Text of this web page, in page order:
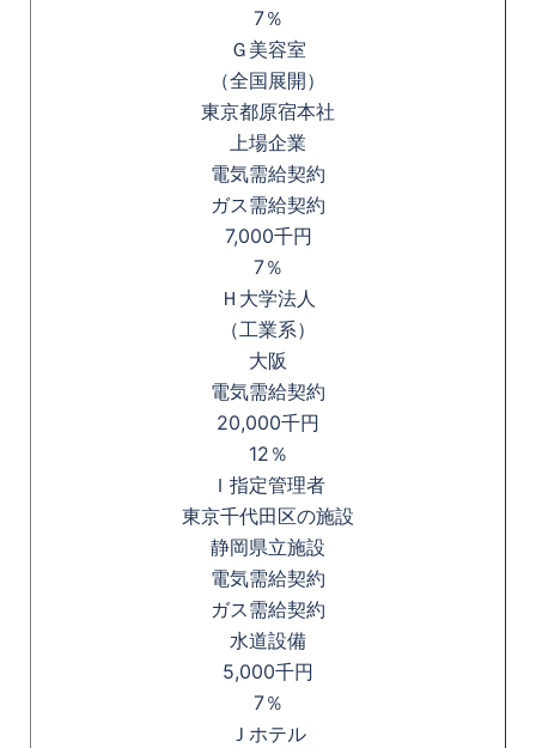
7％
Ｇ美容室
（全国展開）
東京都原宿本社
上場企業
電気需給契約
ガス需給契約
7,000千円
7％
Ｈ大学法人
（工業系）
大阪
電気需給契約
20,000千円
12％
Ｉ指定管理者
東京千代田区の施設
静岡県立施設
電気需給契約
ガス需給契約
水道設備
5,000千円
7％
Ｊホテル